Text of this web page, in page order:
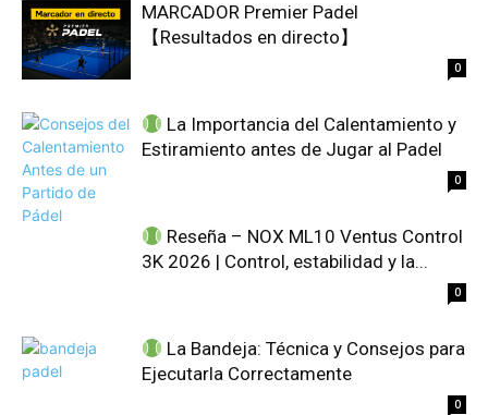
MARCADOR Premier Padel
【Resultados en directo】
0
La Importancia del Calentamiento y
Estiramiento antes de Jugar al Padel
0
Reseña – NOX ML10 Ventus Control
3K 2026 | Control, estabilidad y la...
0
La Bandeja: Técnica y Consejos para
Ejecutarla Correctamente
0